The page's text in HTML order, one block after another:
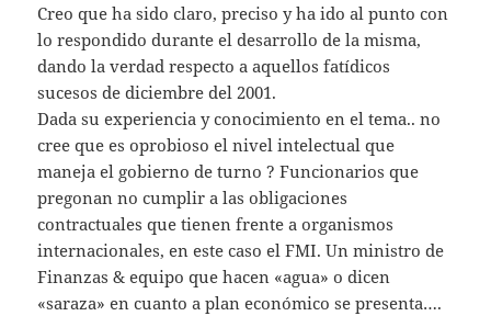
Creo que ha sido claro, preciso y ha ido al punto con
lo respondido durante el desarrollo de la misma,
dando la verdad respecto a aquellos fatídicos
sucesos de diciembre del 2001.
Dada su experiencia y conocimiento en el tema.. no
cree que es oprobioso el nivel intelectual que
maneja el gobierno de turno ? Funcionarios que
pregonan no cumplir a las obligaciones
contractuales que tienen frente a organismos
internacionales, en este caso el FMI. Un ministro de
Finanzas & equipo que hacen «agua» o dicen
«saraza» en cuanto a plan económico se presenta….